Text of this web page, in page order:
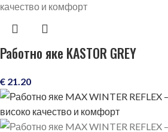
Работно яке KASTOR GREY
€ 21.20